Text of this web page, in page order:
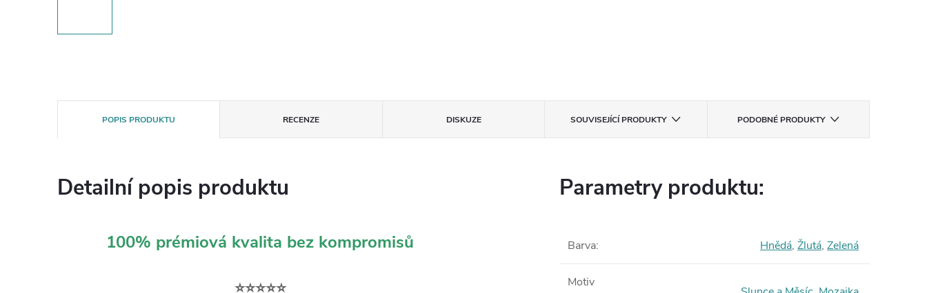
POPIS PRODUKTU RECENZE DISKUZE SOUVISEJÍCÍ PRODUKTY PODOBNÉ PRODUKTY
Detailní popis produktu
100% prémiová kvalita bez kompromisů
⭐⭐⭐⭐⭐
Parametry produktu:
Barva: Hnědá, Žlutá, Zelená
Motiv